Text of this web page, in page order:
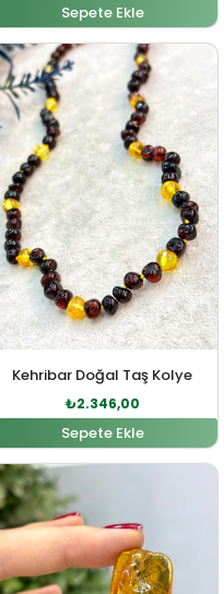
Sepete Ekle
₺2.300,00.
Kehribar Doğal Taş Kolye
Orijinal fiyat:
₺2.346,00
Şu andaki
Sepete Ekle
Orijinal fiyat: ₺1.113,00.
Şu andaki